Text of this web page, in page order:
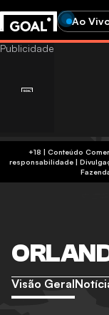
Ao
+18 | Conteúdo Comercial | Aplicam-se termos e condições | Jogue com
responsabilidade|
Visão Geral